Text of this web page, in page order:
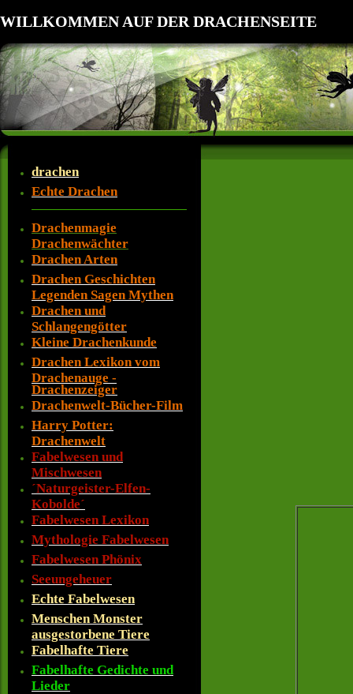
WILLKOMMEN AUF DER DRACHENSEITE
drachen
Echte Drachen
Drachenmagie
Drachenwächter
Drachen Arten
Drachen Geschichten
Legenden Sagen Mythen
Drachen und
Schlangengötter
Kleine Drachenkunde
Drachen Lexikon vom
Drachenauge -
Drachenzeiger
Drachenwelt-Bücher-Film
Harry Potter:
Drachenwelt
Fabelwesen und
Mischwesen
´Naturgeister-Elfen-
Kobolde´
Fabelwesen Lexikon
Mythologie Fabelwesen
Fabelwesen Phönix
Seeungeheuer
Echte Fabelwesen
Menschen Monster
ausgestorbene Tiere
Fabelhafte Tiere
Fabelhafte Gedichte und
Lieder